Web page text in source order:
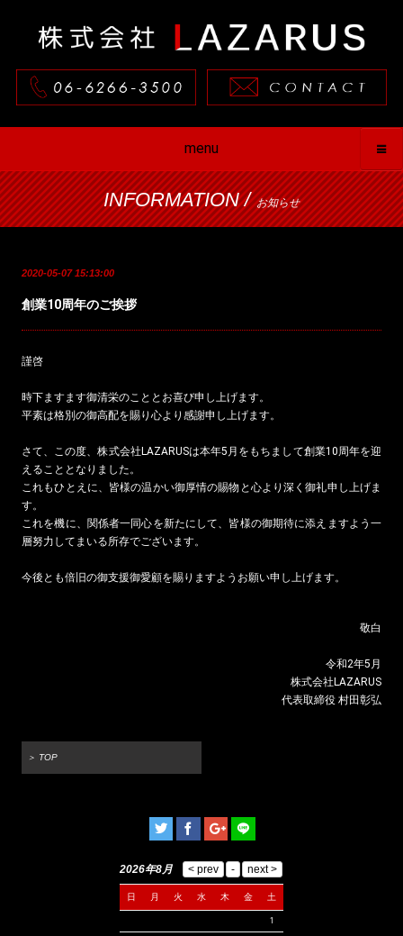
menu
INFORMATION / お知らせ
2020-05-07 15:13:00
創業10周年のご挨拶
謹啓
時下ますます御清栄のこととお喜び申し上げます。
平素は格別の御高配を賜り心より感謝申し上げます。
さて、この度、株式会社LAZARUSは本年5月をもちまして創業10周年を迎
えることとなりました。
これもひとえに、皆様の温かい御厚情の賜物と心より深く御礼申し上げま
す。
これを機に、関係者一同心を新たにして、皆様の御期待に添えますよう一
層努力してまいる所存でございます。
今後とも倍旧の御支援御愛顧を賜りますようお願い申し上げます。
敬白
令和2年5月
株式会社LAZARUS
代表取締役 村田彰弘
＞ TOP
2026年8月
日 月 火 水 木 金 土
1